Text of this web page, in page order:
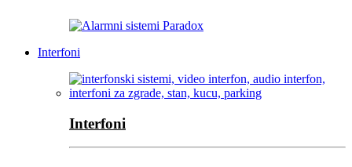
Interfoni
Interfoni